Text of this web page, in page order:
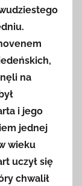
na
i jego
jednej
wieku
uczył się
chwalił